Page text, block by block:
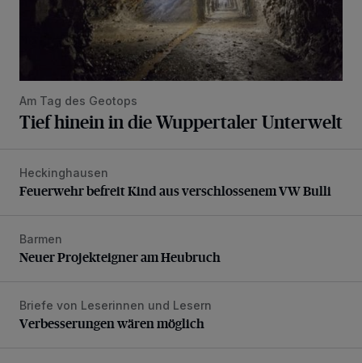
Am Tag des Geotops
Tief hinein in die Wuppertaler Unterwelt
Feuerwehr befreit Kind aus verschlossenem VW Bulli
Heckinghausen
Feuerwehr befreit Kind aus verschlossenem VW Bulli
Neuer Projekteigner am Heubruch
Barmen
Neuer Projekteigner am Heubruch
Verbesserungen wären möglich
Briefe von Leserinnen und Lesern
Verbesserungen wären möglich